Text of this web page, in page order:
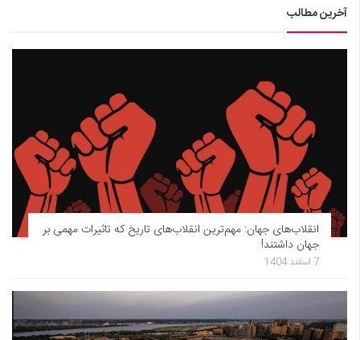
آخرین مطالب
انقلاب‌های جهان: مهم‌ترین انقلاب‌های تاریخ که تاثیرات مهمی بر
جهان داشتند!
7 اسفند 1404